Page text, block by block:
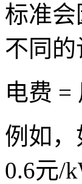
标准
不同
电费 =
例如
0.6元/